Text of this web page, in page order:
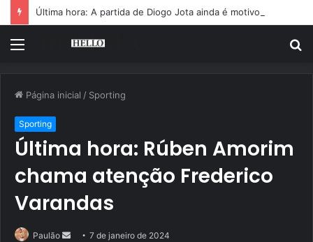
Menu
Página inicial / Sporting
Sporting
Última hora: Rúben Amorim
chama atenção Frederico
Varandas
Paulão
Mande7 de janeiro de 2024